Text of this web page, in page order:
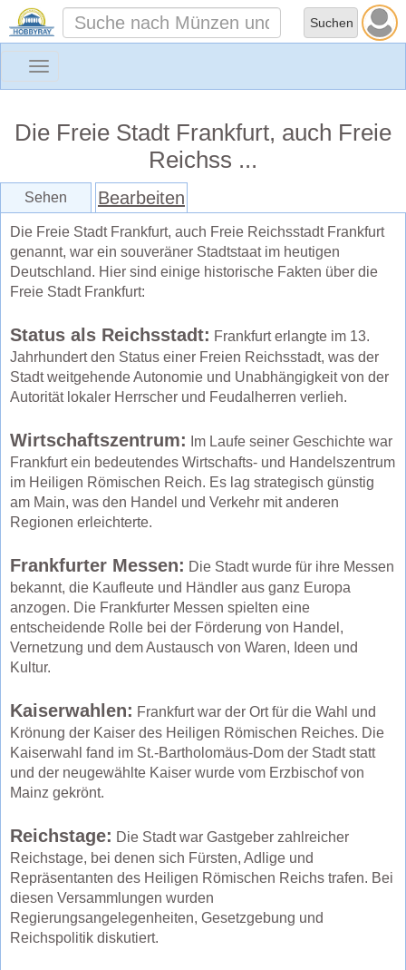
Toggle
Die Freie Stadt Frankfurt, auch Freie
Reichss ...
Sehen Bearbeiten
Die Freie Stadt Frankfurt, auch Freie Reichsstadt Frankfurt
genannt, war ein souveräner Stadtstaat im heutigen
Deutschland. Hier sind einige historische Fakten über die
Freie Stadt Frankfurt:
Status als Reichsstadt: Frankfurt erlangte im 13.
Jahrhundert den Status einer Freien Reichsstadt, was der
Stadt weitgehende Autonomie und Unabhängigkeit von der
Autorität lokaler Herrscher und Feudalherren verlieh.
Wirtschaftszentrum:
Im Laufe seiner Geschichte war
Frankfurt ein bedeutendes Wirtschafts- und Handelszentrum
im Heiligen Römischen Reich. Es lag strategisch günstig
am Main, was den Handel und Verkehr mit anderen
Regionen erleichterte.
Frankfurter Messen: Die Stadt wurde für ihre Messen
bekannt, die Kaufleute und Händler aus ganz Europa
anzogen. Die Frankfurter Messen spielten eine
entscheidende Rolle bei der Förderung von Handel,
Vernetzung und dem Austausch von Waren, Ideen und
Kultur.
Kaiserwahlen: Frankfurt war der Ort für die Wahl und
Krönung der Kaiser des Heiligen Römischen Reiches. Die
Kaiserwahl fand im St.-Bartholomäus-Dom der Stadt statt
und der neugewählte Kaiser wurde vom Erzbischof von
Mainz gekrönt.
Reichstage: Die Stadt war Gastgeber zahlreicher
Reichstage, bei denen sich Fürsten, Adlige und
Repräsentanten des Heiligen Römischen Reichs trafen. Bei
diesen Versammlungen wurden
Regierungsangelegenheiten, Gesetzgebung und
Reichspolitik diskutiert.